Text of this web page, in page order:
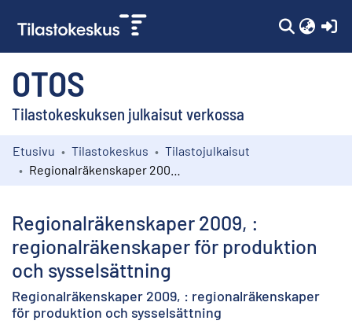
OTOS
Tilastokeskuksen julkaisut verkossa
Kokoelmat
Etusivu Tilastokeskus
Tilastojulkaisut
Regionalräkenskaper 2009, :
regionalräkenskaper för produktion
och sysselsättning
Regionalräkenskaper 2009, : regionalräkenskaper
för produktion och sysselsättning